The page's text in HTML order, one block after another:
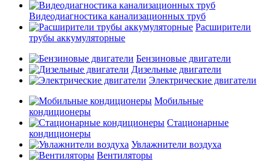
Видеодиагностика канализационных труб
Расширители
трубы аккумуляторные
Бензиновые двигатели
Дизельные двигатели
Электрические двигатели
Мобильные
кондиционеры
Стационарные
кондиционеры
Увлажнители воздуха
Вентиляторы